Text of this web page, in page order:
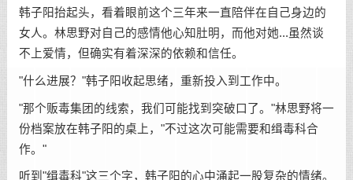
韩子阳抬起头，看着眼前这个三年来一直陪伴在自己身边的
女人。林思野对自己的感情他心知肚明，而他对她...虽然谈
不上爱情，但确实有着深深的依赖和信任。
"什么进展？"韩子阳收起思绪，重新投入到工作中。
"那个贩毒集团的线索，我们可能找到突破口了。"林思野将一
份档案放在韩子阳的桌上，"不过这次可能需要和缉毒科合
作。"
听到"缉毒科"这三个字，韩子阳的心中涌起一股复杂的情绪。